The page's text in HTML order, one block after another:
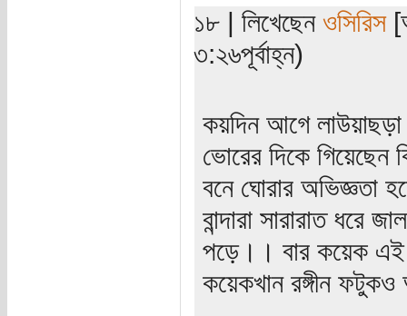
১৮ | লিখেছেনওসিরিস
৩:২৬পূর্বাহ্ন)
কয়দিন আগে
ভোরের দিকে গিয়েছেন
বনে ঘোরার অভিজ্ঞতা
বান্দারা সারারাত
পড়ে।। বার কয়েক এই
কয়েকখান রঙ্গীন